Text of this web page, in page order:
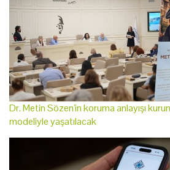
Dr. Metin Sözen'in koruma anlayışı
modeliyle yaşatılacak